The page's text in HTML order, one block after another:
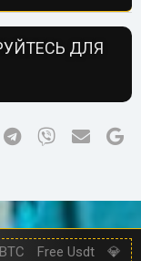
ДЛЯ
TelegramViber
Free Usdt
💎